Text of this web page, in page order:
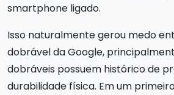
smartphone ligado.
Isso naturalmente gerou medo
dobrável da Google,
dobráveis possuem histórico de
durabilidade física. Em um